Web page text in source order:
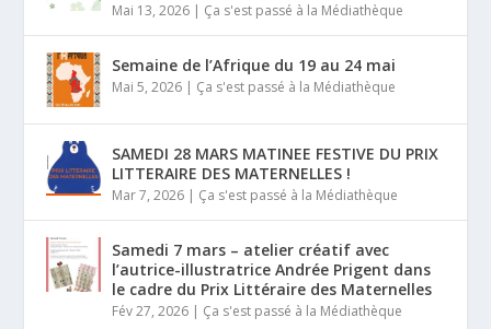
Mai 13, 2026 | Ça s'est passé à la Médiathèque
Semaine de l’Afrique du 19 au 24 mai
Mai 5, 2026 | Ça s'est passé à la Médiathèque
SAMEDI 28 MARS MATINEE FESTIVE DU PRIX
LITTERAIRE DES MATERNELLES !
Mar 7, 2026 | Ça s'est passé à la Médiathèque
Samedi 7 mars – atelier créatif avec
l’autrice-illustratrice Andrée Prigent dans
le cadre du Prix Littéraire des Maternelles
Fév 27, 2026 | Ça s'est passé à la Médiathèque